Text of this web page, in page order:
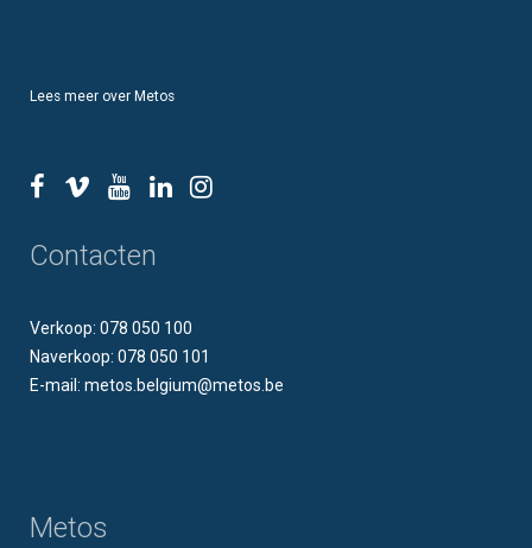
Lees meer over Metos
Contacten
Verkoop: 078 050 100
Naverkoop: 078 050 101
E-mail: metos.belgium@metos.be
Metos